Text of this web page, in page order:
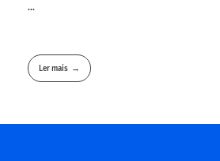
...
Ler mais